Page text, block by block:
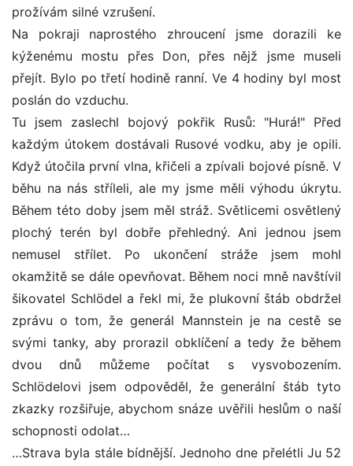
prožívám silné vzrušení.
Na pokraji naprostého zhroucení jsme dorazili ke
kýženému mostu přes Don, přes nějž jsme museli
přejít. Bylo po třetí hodině ranní. Ve 4 hodiny byl most
poslán do vzduchu.
Tu jsem zaslechl bojový pokřik Rusů: "Hurá!" Před
každým útokem dostávali Rusové vodku, aby je opili.
Když útočila první vlna, křičeli a zpívali bojové písně. V
běhu na nás stříleli, ale my jsme měli výhodu úkrytu.
Během této doby jsem měl stráž. Světlicemi osvětlený
plochý terén byl dobře přehledný. Ani jednou jsem
nemusel střílet. Po ukončení stráže jsem mohl
okamžitě se dále opevňovat. Během noci mně navštívil
šikovatel Schlödel a řekl mi, že plukovní štáb obdržel
zprávu o tom, že generál Mannstein je na cestě se
svými tanky, aby prorazil obklíčení a tedy že během
dvou dnů můžeme počítat s vysvobozením.
Schlödelovi jsem odpověděl, že generální štáb tyto
zkazky rozšiřuje, abychom snáze uvěřili heslům o naší
schopnosti odolat…
…Strava byla stále bídnější. Jednoho dne přelétli Ju 52